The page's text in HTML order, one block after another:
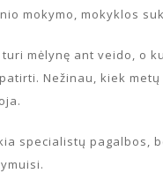
mokymo, mokyklos
mėlynę ant veido, o
Nežinau, kiek
specialistų pagalbos,